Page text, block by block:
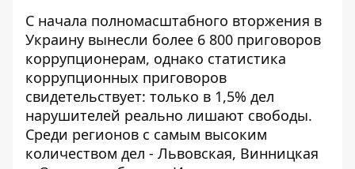
С начала полномасштабного вторжения в
Украину вынесли более 6 800 приговоров
коррупционерам, однако статистика
коррупционных приговоров
свидетельствует: только в 1,5% дел
нарушителей реально лишают свободы.
Среди регионов с самым высоким
количеством дел - Львовская, Винницкая